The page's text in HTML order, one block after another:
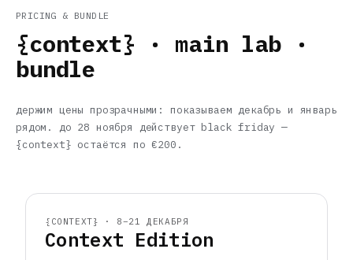
PRICING & BUNDLE
{context} · main lab ·
bundle
держим цены прозрачными: показываем декабрь и январь
рядом. до 28 ноября действует black friday —
{context} остаётся по €200.